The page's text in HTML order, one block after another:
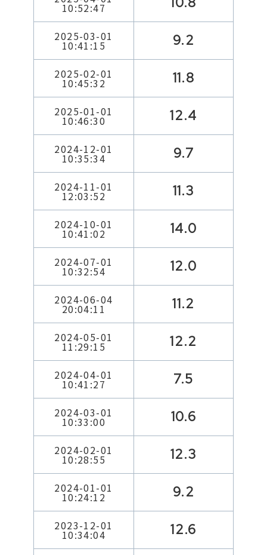
10:52:47
2025-03-01
10:41:15 9.2
2025-02-01
10:45:32 11.8
2025-01-01
10:46:30 12.4
2024-12-01
10:35:34 9.7
2024-11-01
12:03:52 11.3
2024-10-01
10:41:02 14.0
2024-07-01
10:32:54 12.0
2024-06-04
20:04:11 11.2
2024-05-01
11:29:15 12.2
2024-04-01
10:41:27 7.5
2024-03-01
10:33:00 10.6
2024-02-01
10:28:55 12.3
2024-01-01
10:24:12 9.2
2023-12-01
10:34:04 12.6